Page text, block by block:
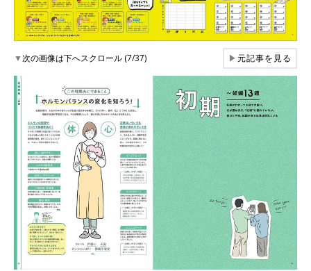
▼次の画像は下へスクロール (7/37) ▶元記事を見る